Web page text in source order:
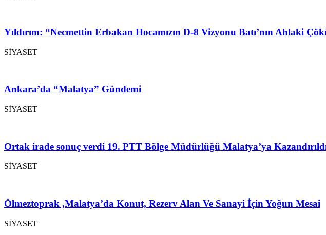
Yıldırım: “Necmettin Erbakan Hocamızın D-8 Vizyonu Batı’nın Ahlaki
SİYASET
Ankara’da “Malatya” Gündemi
SİYASET
Ortak irade sonuç verdi 19. PTT Bölge Müdürlüğü Malatya’ya
SİYASET
Ölmeztoprak ,Malatya’da Konut, Rezerv Alan Ve Sanayi İçin Yoğun Mesai
SİYASET